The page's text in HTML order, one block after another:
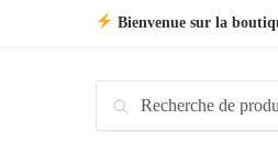
Bienvenue sur la
Recherche